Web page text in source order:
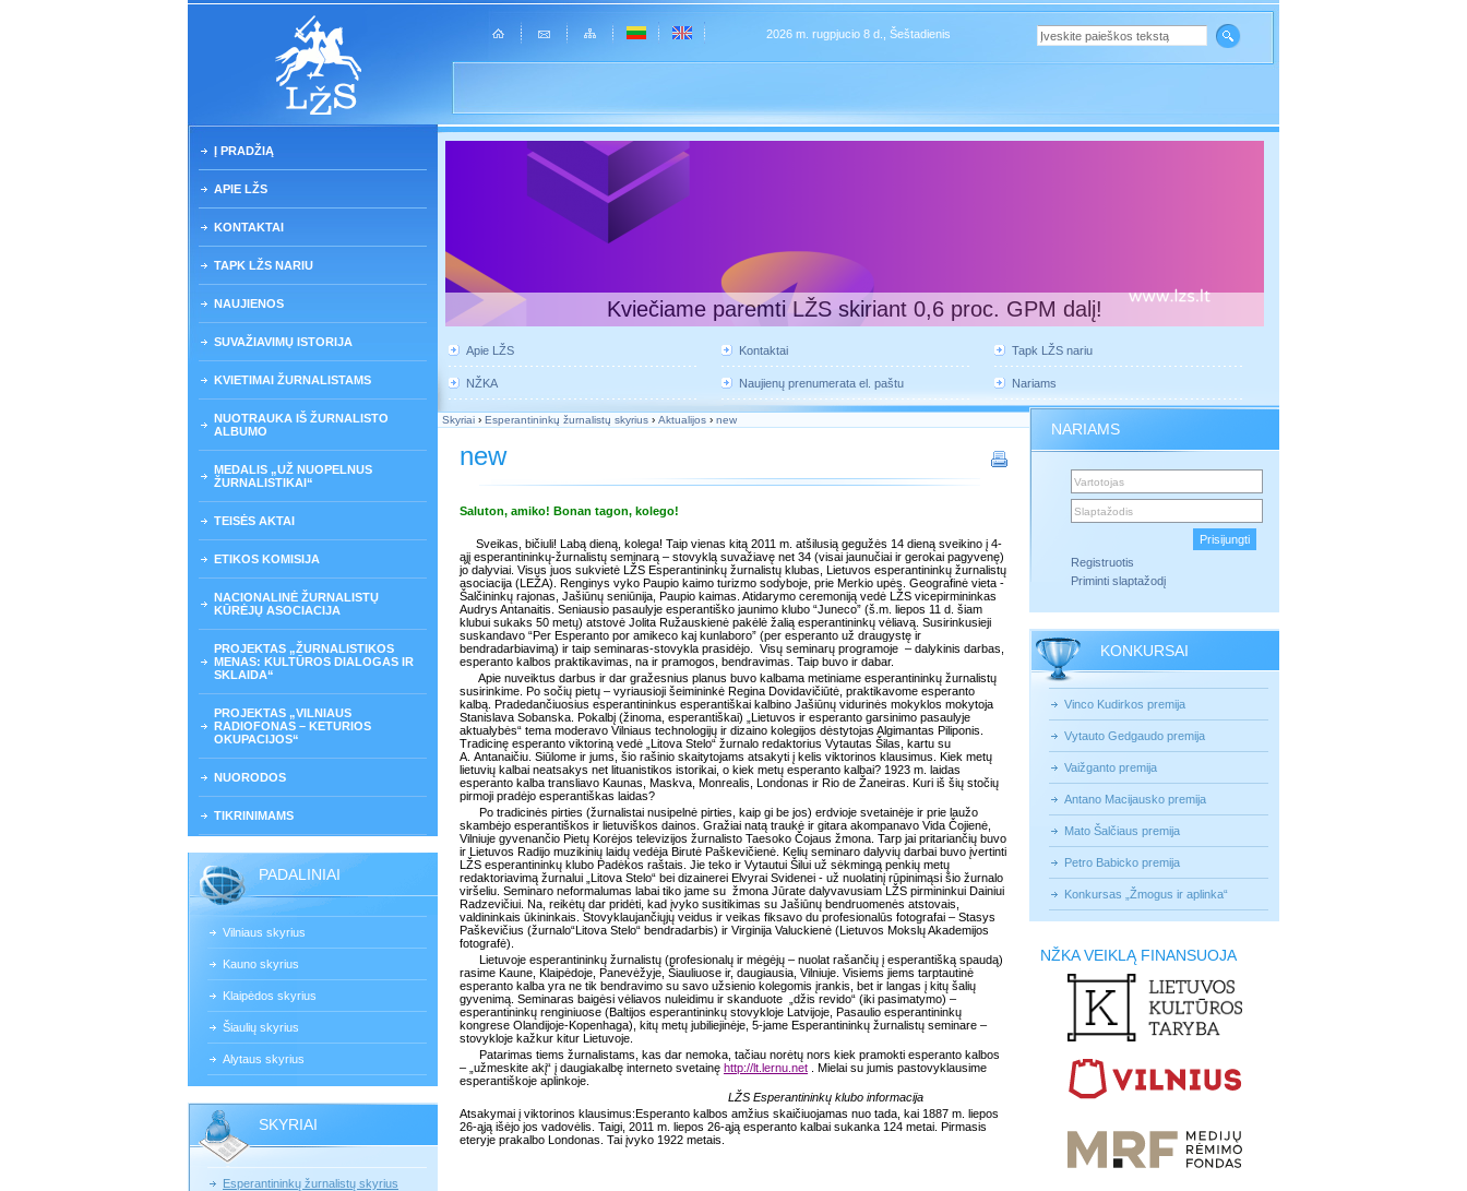
2026 m. rugpjucio 8 d., Šeštadienis
Į PRADŽIĄ
APIE LŽS
KONTAKTAI
TAPK LŽS NARIU
NAUJIENOS
SUVAŽIAVIMŲ ISTORIJA
KVIETIMAI ŽURNALISTAMS
NUOTRAUKA IŠ ŽURNALISTO
ALBUMO
MEDALIS „UŽ NUOPELNUS
ŽURNALISTIKAI“
TEISĖS AKTAI
ETIKOS KOMISIJA
NACIONALINĖ ŽURNALISTŲ
KŪRĖJŲ ASOCIACIJA
PROJEKTAS „ŽURNALISTIKOS
MENAS: KULTŪROS DIALOGAS IR
SKLAIDA“
PROJEKTAS „VILNIAUS
RADIOFONAS – KETURIOS
OKUPACIJOS“
NUORODOS
TIKRINIMAMS
PADALINIAI
Vilniaus skyrius
Kauno skyrius
Klaipėdos skyrius
Šiaulių skyrius
Alytaus skyrius
SKYRIAI
Esperantininkų žurnalistų skyrius
Kviečiame paremti LŽS skiriant 0,6 proc. GPM dalį!
Apie LŽS Kontaktai Tapk LŽS nariu
NŽKA Naujienų prenumerata el. paštu Nariams
Skyriai › Esperantininkų žurnalistų skyrius › Aktualijos › new
new
Saluton, amiko! Bonan tagon, kolego!
Sveikas, bičiuli! Labą dieną, kolega! Taip vienas kitą 2011 m. atšilusią gegužės 14 dieną sveikino į 4-
ąjį esperantininkų-žurnalistų seminarą – stovyklą suvažiavę net 34 (visai jaunučiai ir gerokai pagyvenę)
jo dalyviai. Visus juos sukvietė LŽS Esperantininkų žurnalistų klubas, Lietuvos esperantininkų žurnalistų
asociacija (LEŽA). Renginys vyko Paupio kaimo turizmo sodyboje, prie Merkio upės. Geografinė vieta -
Šalčininkų rajonas, Jašiūnų seniūnija, Paupio kaimas. Atidarymo ceremoniją vedė LŽS vicepirmininkas
Audrys Antanaitis. Seniausio pasaulyje esperantiško jaunimo klubo “Juneco” (š.m. liepos 11 d. šiam
klubui sukaks 50 metų) atstovė Jolita Ružauskienė pakėlė žalią esperantininkų vėliavą. Susirinkusieji
suskandavo “Per Esperanto por amikeco kaj kunlaboro” (per esperanto už draugystę ir
bendradarbiavimą) ir taip seminaras-stovykla prasidėjo.
Visų seminarų programoje – dalykinis darbas,
esperanto kalbos praktikavimas, na ir pramogos, bendravimas. Taip buvo ir dabar.
Apie nuveiktus darbus ir dar gražesnius planus buvo kalbama metiniame esperantininkų žurnalistų
susirinkime. Po sočių pietų – vyriausioji šeimininkė Regina Dovidavičiūtė, praktikavome esperanto
kalbą. Pradedančiuosius esperantininkus esperantiškai kalbino Jašiūnų vidurinės mokyklos mokytoja
Stanislava Sobanska. Pokalbį (žinoma, esperantiškai) „Lietuvos ir esperanto garsinimo pasaulyje
aktualybės“ tema moderavo Vilniaus technologijų ir dizaino kolegijos dėstytojas Algimantas Piliponis.
Tradicinę esperanto viktoriną vedė „Litova Stelo“ žurnalo redaktorius Vytautas Šilas, kartu su
A. Antanaičiu. Siūlome ir jums, šio rašinio skaitytojams atsakyti į kelis viktorinos klausimus. Kiek metų
lietuvių kalbai neatsakys net lituanistikos istorikai, o kiek metų esperanto kalbai? 1923 m. laidas
esperanto kalba transliavo Kaunas, Maskva, Monrealis, Londonas ir Rio de Žaneiras. Kuri iš šių stočių
pirmoji pradėjo esperantiškas laidas?
Po tradicinės pirties (žurnalistai nusipelnė pirties, kaip gi be jos) erdvioje svetainėje ir prie laužo
skambėjo esperantiškos ir lietuviškos dainos. Gražiai natą traukė ir gitara akompanavo Vida Čojienė,
Vilniuje gyvenančio Pietų Korėjos televizijos žurnalisto Taesoko Čojaus žmona. Tarp jai pritariančių buvo
ir Lietuvos Radijo muzikinių laidų vedėja Birutė Paškevičienė. Kelių seminaro dalyvių darbai buvo įvertinti
LŽS esperantininkų klubo Padėkos raštais. Jie teko ir Vytautui Šilui už sėkmingą penkių metų
redaktoriavimą žurnalui „Litova Stelo“ bei dizainerei Elvyrai Svidenei - už nuolatinį rūpinimąsi šio žurnalo
viršeliu. Seminaro neformalumas labai tiko jame su žmona Jūrate dalyvavusiam LŽS pirmininkui Dainiui
Radzevičiui. Na, reikėtų dar pridėti, kad įvyko susitikimas su Jašiūnų bendruomenės atstovais,
valdininkais ūkininkais. Stovyklaujančiųjų veidus ir veikas fiksavo du profesionalūs fotografai – Stasys
Paškevičius (žurnalo“Litova Stelo“ bendradarbis) ir Virginija Valuckienė (Lietuvos Mokslų Akademijos
fotografė).
Lietuvoje esperantininkų žurnalistų (profesionalų ir mėgėjų – nuolat rašančių į esperantišką spaudą)
rasime Kaune, Klaipėdoje, Panevėžyje, Šiauliuose ir, daugiausia, Vilniuje. Visiems jiems tarptautinė
esperanto kalba yra ne tik bendravimo su savo užsienio kolegomis įrankis, bet ir langas į kitų šalių
gyvenimą. Seminaras baigėsi vėliavos nuleidimu ir skanduote
„džis revido“ (iki pasimatymo) –
esperantininkų renginiuose (Baltijos esperantininkų stovykloje Latvijoje, Pasaulio esperantininkų
kongrese Olandijoje-Kopenhaga), kitų metų jubiliejinėje, 5-jame Esperantininkų žurnalistų seminare –
stovykloje kažkur kitur Lietuvoje.
Patarimas tiems žurnalistams, kas dar nemoka, tačiau norėtų nors kiek pramokti esperanto kalbos
– „užmeskite akį“ į daugiakalbę interneto svetainę http://lt.lernu.net . Mielai su jumis pastovyklausime
esperantiškoje aplinkoje.
LŽS Esperantininkų klubo informacija
Atsakymai į viktorinos klausimus:Esperanto kalbos amžius skaičiuojamas nuo tada, kai 1887 m. liepos
26-ąją išėjo jos vadovėlis. Taigi, 2011 m. liepos 26-ąją esperanto kalbai sukanka 124 metai. Pirmasis
eteryje prakalbo Londonas. Tai įvyko 1922 metais.
NARIAMS
Registruotis
Priminti slaptažodį
KONKURSAI
Vinco Kudirkos premija
Vytauto Gedgaudo premija
Vaižganto premija
Antano Macijausko premija
Mato Šalčiaus premija
Petro Babicko premija
Konkursas „Žmogus ir aplinka“
NŽKA VEIKLĄ FINANSUOJA